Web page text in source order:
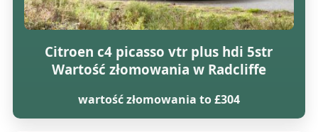
Citroen c4 picasso vtr plus hdi 5str
Wartość złomowania w Radcliffe
wartość złomowania to £304